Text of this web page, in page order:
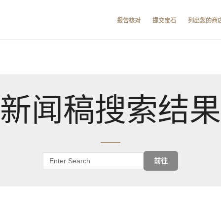
报告核对 提交宝石 列出您的商
新闻稿搜索结果
前往